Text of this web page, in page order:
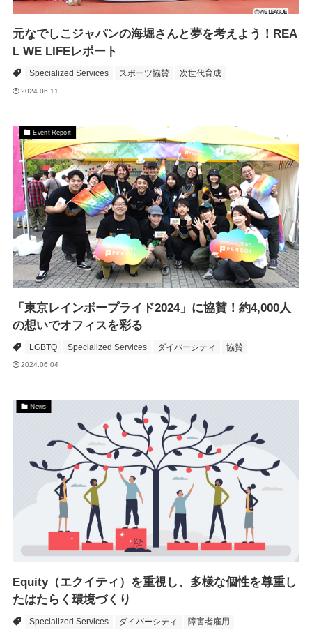
元なでしこジャパンの海堀さんと夢を考えよう！REA
L WE LIFEレポート
Specialized Services スポーツ協賛 次世代育成
2024.06.11
Event Report
「東京レインボープライド2024」に協賛！約4,000人
の想いでオフィスを彩る
LGBTQ Specialized Services ダイバーシティ 協賛
2024.06.04
News
Equity（エクイティ）を重視し、多様な個性を尊重し
たはたらく環境づくり
Specialized Services ダイバーシティ 障害者雇用